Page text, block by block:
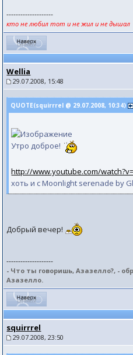
--------------------
кто не любил тот и не жил и не дышал
Wellia
29.07.2008, 15:48
QUOTE(squirrrel @ 29.07.2008, 10:34)
Утро доброе!
http://www.youtube.com/
хоть и с Moonlight serenade by
Добрый вечер!
--------------------
- Что ты говоришь, Азазелло?, -
Азазелло.
squirrrel
29.07.2008, 23:50